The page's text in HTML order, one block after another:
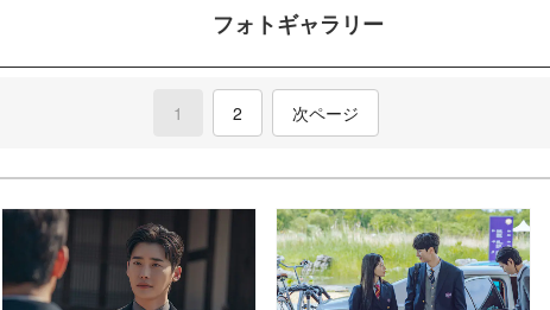
フォトギャラリー
1 2 次ページ